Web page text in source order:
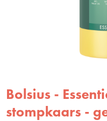
Bolsius -
stompkaars -